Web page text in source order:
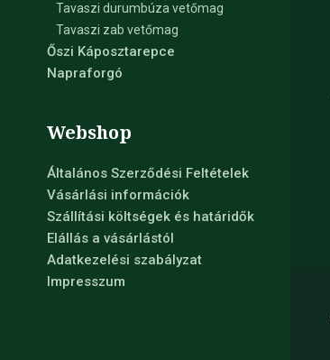
Tavaszi durumbúza vetőmag
Tavaszi zab vetőmag
Őszi Káposztarepce
Napraforgó
Webshop
Általános Szerződési Feltételek
Vásárlási információk
Szállítási költségek és határidők
Elállás a vásárlástól
Adatkezelési szabályzat
Impresszum